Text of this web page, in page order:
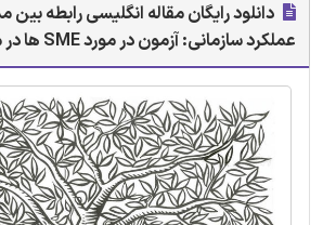
دانلود رایگان مقاله انگلیسی رابطه
عملکرد سازمانی: آزمون در مورد SME ها در مالزی - الزویر 2016